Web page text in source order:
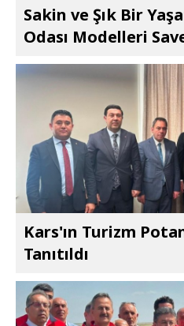
Sakin ve Şık Bir
Odası Modelleri
Kars'ın Turizm
Tanıtıldı